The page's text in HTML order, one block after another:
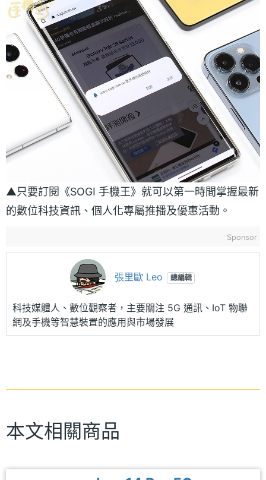
▲只要訂閱《SOGI 手機王》就可以第一時間掌握最新
的數位科技資訊、個人化專屬推播及優惠活動。
Sponsor
張里歐 Leo 總編輯
科技媒體人、數位觀察者，主要關注 5G 通訊、IoT 物聯
網及手機等智慧裝置的應用與市場發展
本文相關商品